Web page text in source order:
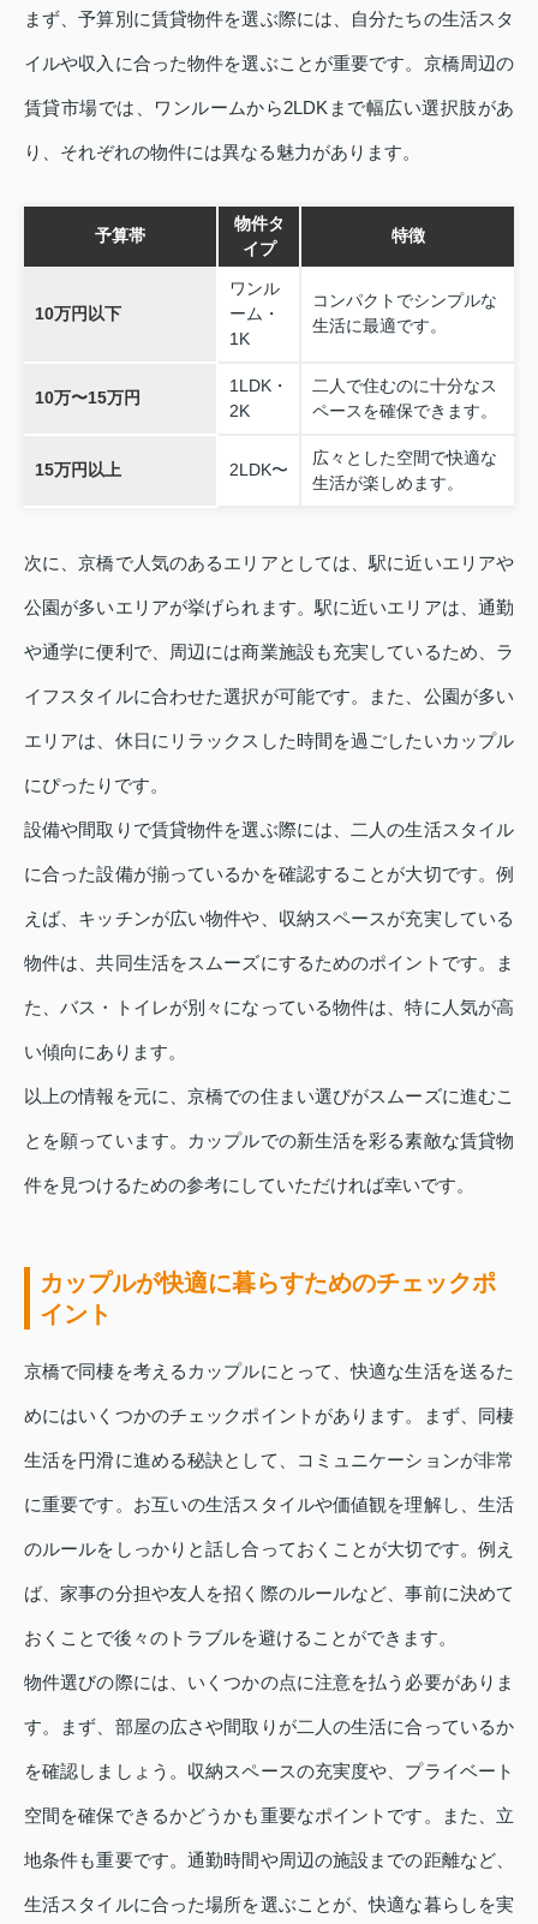
まず、予算別に賃貸物件を選ぶ際には、自分たちの生活スタ
イルや収入に合った物件を選ぶことが重要です。京橋周辺の
賃貸市場では、ワンルームから2LDKまで幅広い選択肢があ
り、それぞれの物件には異なる魅力があります。
予算帯
物件タ
イプ
特徴
10万円以下
ワンル
ーム・
1K
コンパクトでシンプルな
生活に最適です。
10万〜15万円
1LDK・
2K
二人で住むのに十分なス
ペースを確保できます。
15万円以上 2LDK〜
広々とした空間で快適な
生活が楽しめます。
次に、京橋で人気のあるエリアとしては、駅に近いエリアや
公園が多いエリアが挙げられます。駅に近いエリアは、通勤
や通学に便利で、周辺には商業施設も充実しているため、ラ
イフスタイルに合わせた選択が可能です。また、公園が多い
エリアは、休日にリラックスした時間を過ごしたいカップル
にぴったりです。
設備や間取りで賃貸物件を選ぶ際には、二人の生活スタイル
に合った設備が揃っているかを確認することが大切です。例
えば、キッチンが広い物件や、収納スペースが充実している
物件は、共同生活をスムーズにするためのポイントです。ま
た、バス・トイレが別々になっている物件は、特に人気が高
い傾向にあります。
以上の情報を元に、京橋での住まい選びがスムーズに進むこ
とを願っています。カップルでの新生活を彩る素敵な賃貸物
件を見つけるための参考にしていただければ幸いです。
カップルが快適に暮らすためのチェックポ
イント
京橋で同棲を考えるカップルにとって、快適な生活を送るた
めにはいくつかのチェックポイントがあります。まず、同棲
生活を円滑に進める秘訣として、コミュニケーションが非常
に重要です。お互いの生活スタイルや価値観を理解し、生活
のルールをしっかりと話し合っておくことが大切です。例え
ば、家事の分担や友人を招く際のルールなど、事前に決めて
おくことで後々のトラブルを避けることができます。
物件選びの際には、いくつかの点に注意を払う必要がありま
す。まず、部屋の広さや間取りが二人の生活に合っているか
を確認しましょう。収納スペースの充実度や、プライベート
空間を確保できるかどうかも重要なポイントです。また、立
地条件も重要です。通勤時間や周辺の施設までの距離など、
生活スタイルに合った場所を選ぶことが、快適な暮らしを実